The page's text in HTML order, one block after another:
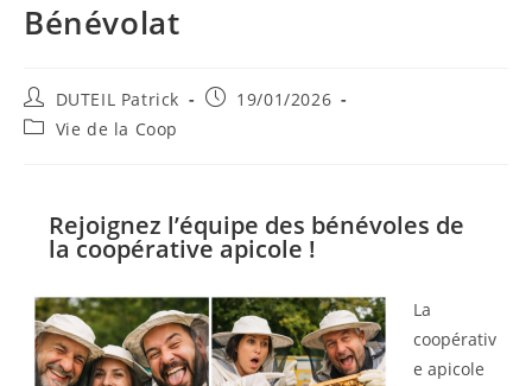
Bénévolat
DUTEIL Patrick
19/01/2026
Vie de la Coop
Rejoignez l’équipe des bénévoles de
la coopérative apicole !
La
coopérativ
e apicole